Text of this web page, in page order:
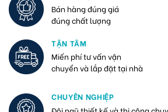
Bán hàng đúng giá
đúng chất lượng
TẬN TÂM
Miến phí tư vấn vận
chuyển và lắp đặt tại nhà
CHUYÊN NGHIỆP